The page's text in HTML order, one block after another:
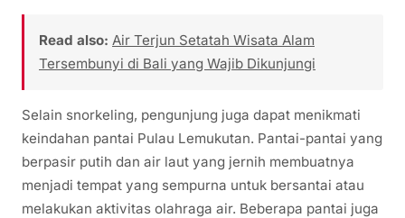
Read also: Air Terjun Setatah Wisata Alam
Tersembunyi di Bali yang Wajib Dikunjungi
Selain snorkeling, pengunjung juga dapat menikmati
keindahan pantai Pulau Lemukutan. Pantai-pantai yang
berpasir putih dan air laut yang jernih membuatnya
menjadi tempat yang sempurna untuk bersantai atau
melakukan aktivitas olahraga air. Beberapa pantai juga